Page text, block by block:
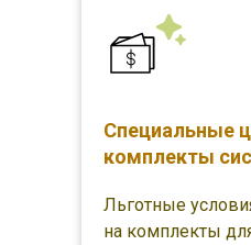
Специальные
комплекты
Льготные
на комплекты